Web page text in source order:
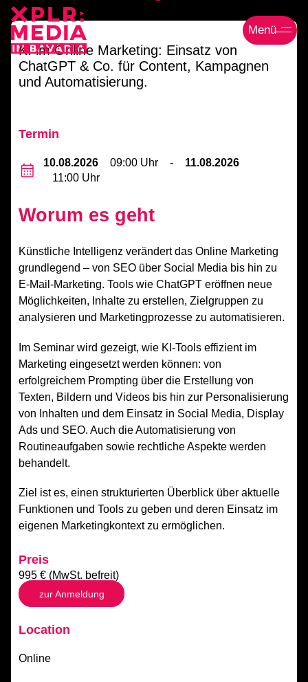
Menü
KI im Online Marketing: Einsatz von
ChatGPT & Co. für Content, Kampagnen
und Automatisierung.
Termin
10.08.2026 09:00 Uhr ‐
11.08.2026
11:00 Uhr
Worum es geht
Künstliche Intelligenz verändert das Online Marketing
grundlegend – von SEO über Social Media bis hin zu
E-Mail-Marketing. Tools wieChatGPT eröffnen neue
Möglichkeiten, Inhalte zu erstellen, Zielgruppen zu
analysieren und Marketingprozesse zu automatisieren.
Im Seminar wird gezeigt, wie KI-Tools effizient im
Marketing eingesetzt werden können: von
erfolgreichem Prompting über die Erstellung von
Texten, Bildern und Videos bis hin zur Personalisierung
von Inhalten und dem Einsatz in Social Media, Display
Ads und SEO. Auch die Automatisierung von
Routineaufgaben sowie rechtliche Aspekte werden
behandelt.
Ziel ist es, einen strukturierten Überblick über aktuelle
Funktionen und Tools zu geben und deren Einsatz im
eigenen Marketingkontext zu ermöglichen.
Preis
995 € (MwSt. befreit)
zur Anmeldung
Location
Online